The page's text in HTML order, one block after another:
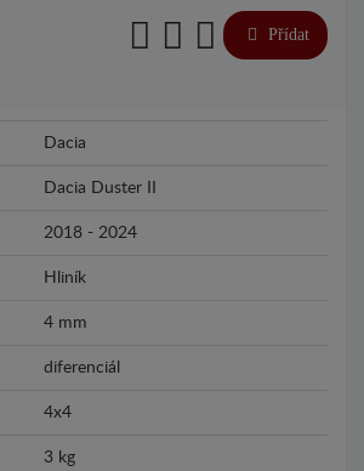
Přídat
Dacia
Dacia Duster II
2018 - 2024
Hliník
4 mm
diferenciál
4x4
3 kg